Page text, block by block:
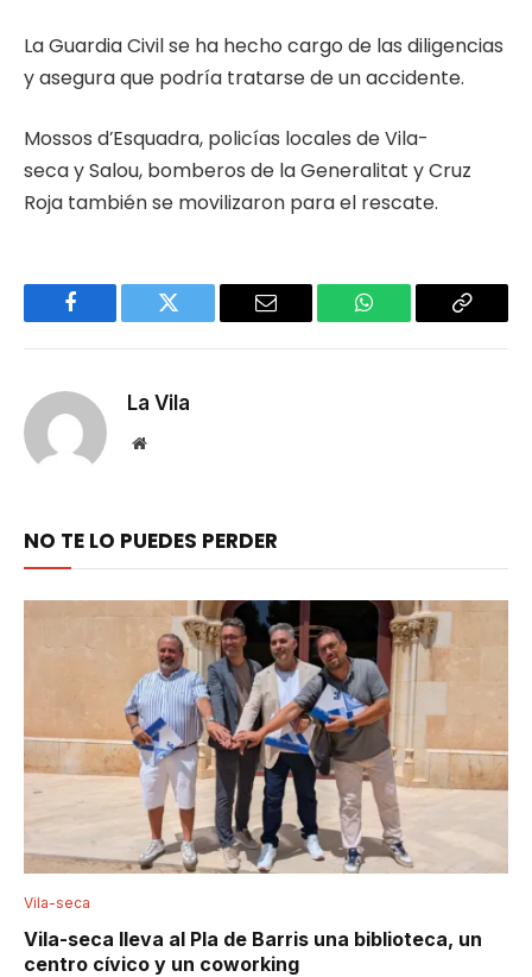
La Guardia Civil se ha hecho cargo de las diligencias
y asegura que podría tratarse de un accidente.
Mossos d’Esquadra, policías locales de Vila-
seca y Salou, bomberos de la Generalitat y Cruz
Roja también se movilizaron para el rescate.
Facebook Twitter Email WhatsApp Copy
La Vila
Website
NO TE LO PUEDES PERDER
Vila-seca
Vila-seca lleva al Pla de Barris una biblioteca, un
centro cívico y un coworking